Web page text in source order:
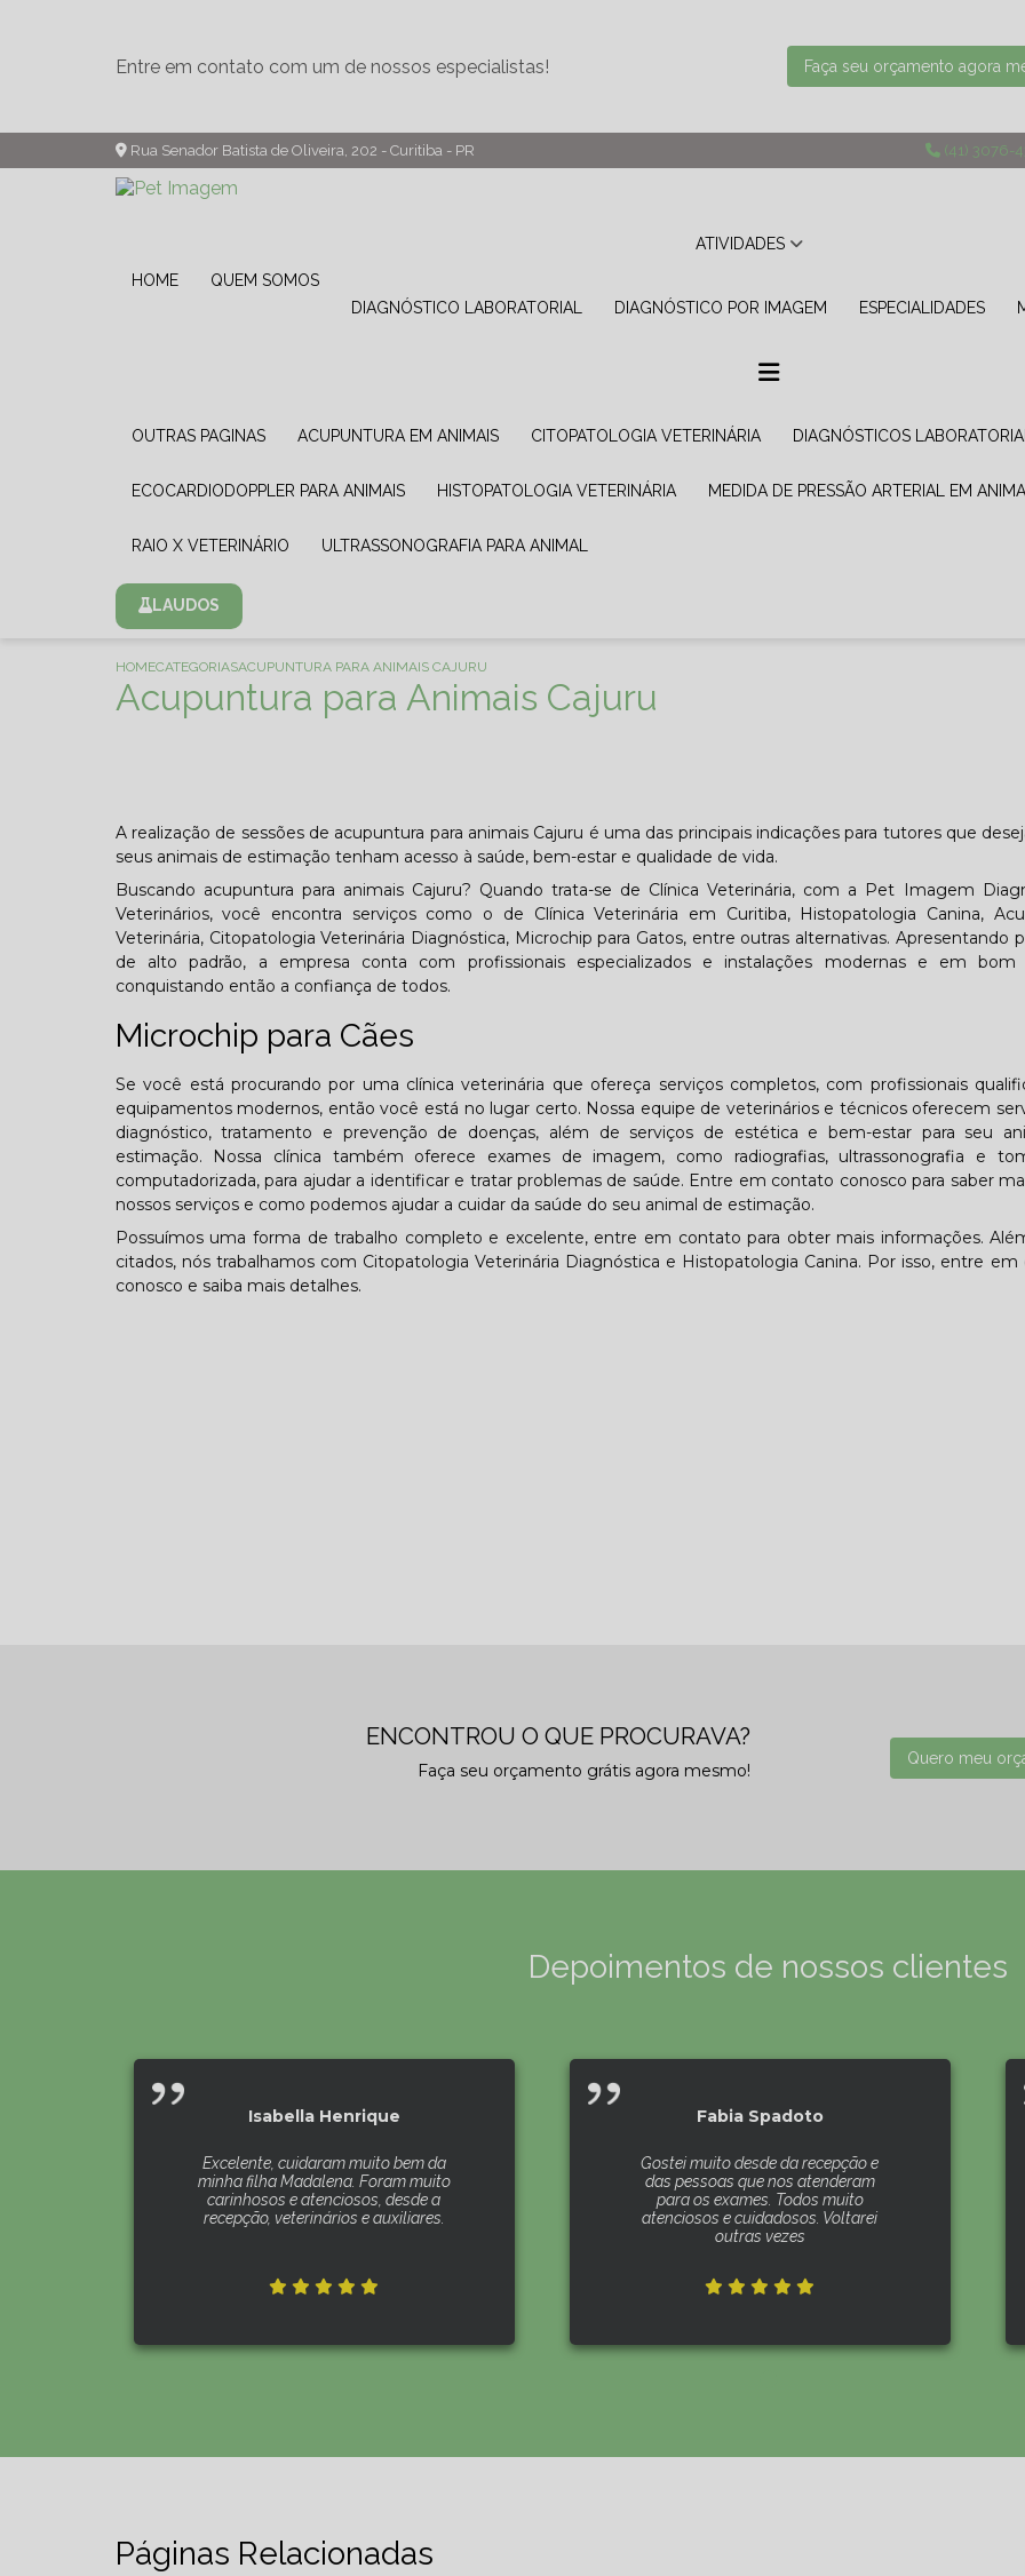
Entre em contato com um de nossos especialistas! Faça seu orçamento agora
Rua Senador Batista de Oliveira, 202 - Curitiba - PR (41) 3076-
HOME QUEM SOMOS
ATIVIDADES
DIAGNÓSTICO LABORATORIAL DIAGNÓSTICO POR IMAGEM ESPECIALIDADES
OUTRAS PAGINAS ACUPUNTURA EM ANIMAIS CITOPATOLOGIA VETERINÁRIA DIAGNÓSTICOS
ECOCARDIODOPPLER PARA ANIMAIS HISTOPATOLOGIA VETERINÁRIA MEDIDA DE PRESSÃO ARTERIAL EM
RAIO X VETERINÁRIO ULTRASSONOGRAFIA PARA ANIMAL
LAUDOS
HOMECATEGORIASACUPUNTURA PARA ANIMAIS CAJURU
Acupuntura para Animais Cajuru
A realização de sessões de acupuntura para animais Cajuru é uma das principais indicações para tutores que
seus animais de estimação tenham acesso à saúde, bem-estar e qualidade de vida.
Buscando acupuntura para animais Cajuru? Quando trata-se de Clínica Veterinária, com a Pet Imagem
Veterinários, você encontra serviços como o de Clínica Veterinária em Curitiba, Histopatologia Canina,
Veterinária, Citopatologia Veterinária Diagnóstica, Microchip para Gatos, entre outras alternativas. Apresentando
de alto padrão, a empresa conta com profissionais especializados e instalações modernas e em bom
conquistando então a confiança de todos.
Microchip para Cães
Se você está procurando por uma clínica veterinária que ofereça serviços completos, com profissionais
equipamentos modernos, então você está no lugar certo. Nossa equipe de veterinários e técnicos oferecem
diagnóstico, tratamento e prevenção de doenças, além de serviços de estética e bem-estar para seu
estimação. Nossa clínica também oferece exames de imagem, como radiografias, ultrassonografia e
computadorizada, para ajudar a identificar e tratar problemas de saúde. Entre em contato conosco para saber
nossos serviços e como podemos ajudar a cuidar da saúde do seu animal de estimação.
Possuímos uma forma de trabalho completo e excelente, entre em contato para obter mais informações.
citados, nós trabalhamos com Citopatologia Veterinária Diagnóstica e Histopatologia Canina. Por isso, entre
conosco e saiba mais detalhes.
ENCONTROU O QUE PROCURAVA?
Faça seu orçamento grátis agora mesmo!
Quero meu
Depoimentos de nossos clientes
Isabella Henrique
Excelente, cuidaram muito bem da
minha filha Madalena. Foram muito
carinhosos e atenciosos, desde a
recepção, veterinários e auxiliares.
Fabia Spadoto
Gostei muito desde da recepção e
das pessoas que nos atenderam
para os exames. Todos muito
atenciosos e cuidadosos. Voltarei
outras vezes
Páginas Relacionadas